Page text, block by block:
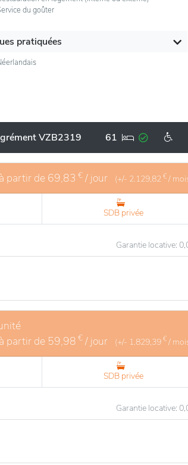
du goûter
pratiquées
VZB2319 61
à partir de 69,83 € / jour (+/- 2.129,82 € /
SDB privée
Garantie locative:
à partir de 59,98 € / jour (+/- 1.829,39 € /
SDB privée
Garantie locative: